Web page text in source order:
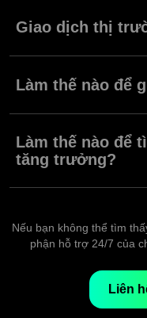
Giao dịch thị
thị trường chứng khoán
để tạo ra lợi nhuận từ sự
Làm thế nào để
đóng giao dịch trên sàn ở
Làm thế nào để
tăng trưởng?
như vậy chính là một
Nếu bạn không thể tìm
phận hỗ trợ 24/7 của
Liên